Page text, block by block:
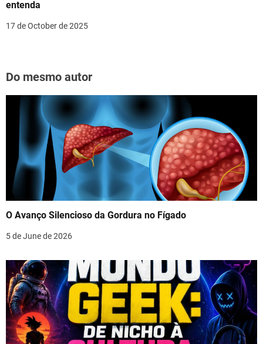
entenda
17 de October de 2025
Do mesmo autor
O Avanço Silencioso da Gordura no Fígado
5 de June de 2026